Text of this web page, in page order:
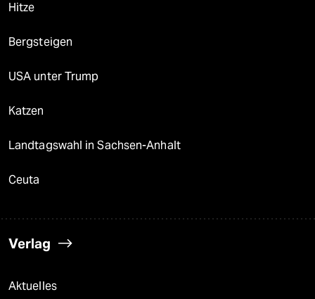
Hitze
Bergsteigen
USA unter Trump
Katzen
Landtagswahl in Sachsen-Anhalt
Ceuta
Verlag
Aktuelles